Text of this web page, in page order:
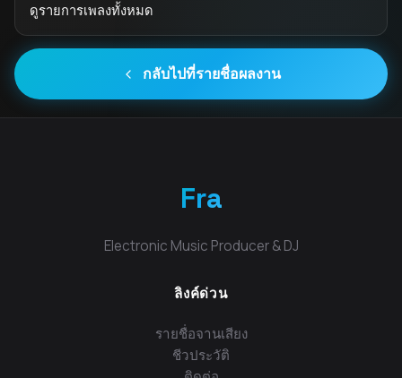
ดูรายการเพลงทั้งหมด
กลับไปที่รายชื่อผลงาน
Fra
Electronic Music Producer & DJ
ลิงค์ด่วน
รายชื่อจานเสียง
ชีวประวัติ